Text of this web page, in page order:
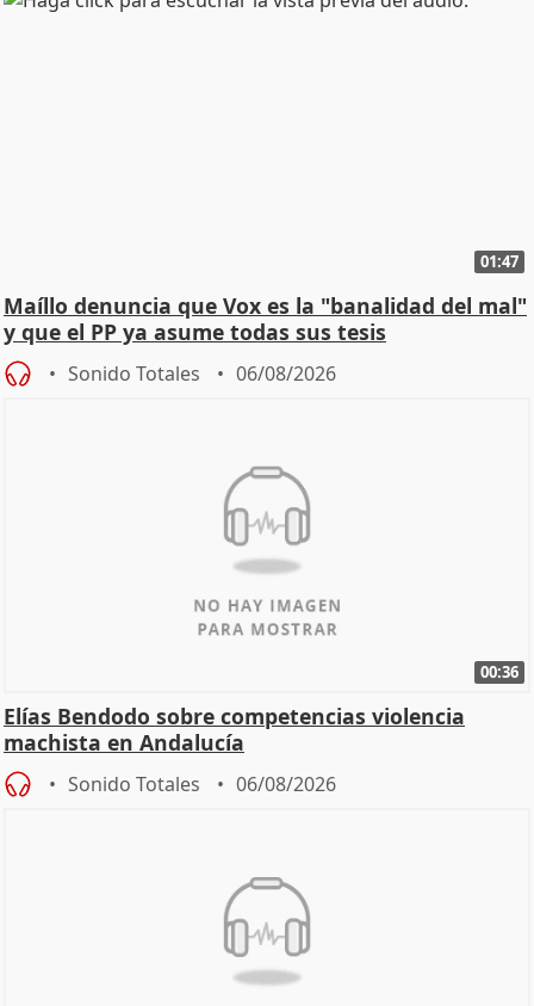
01:47
Maíllo denuncia que Vox es la "banalidad del mal"
y que el PP ya asume todas sus tesis
Sonido Totales 06/08/2026
00:36
Elías Bendodo sobre competencias violencia
machista en Andalucía
Sonido Totales 06/08/2026